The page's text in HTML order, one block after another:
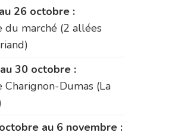
26 octobre :
du marché (2 allées
30 octobre :
Charignon-Dumas (La
au 6 novembre :